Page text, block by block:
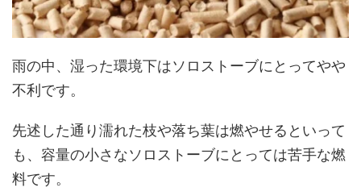
雨の中、湿った環境下はソロストーブにとってやや
不利です。
先述した通り濡れた枝や落ち葉は燃やせるといって
も、容量の小さなソロストーブにとっては苦手な燃
料です。